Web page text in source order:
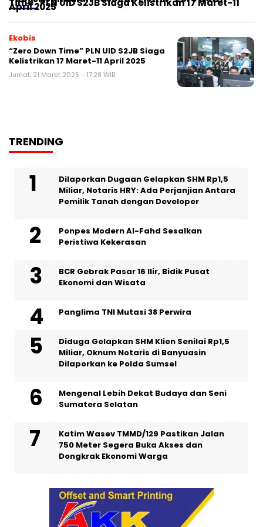
Time” PLN UID S2JB Siaga Kelistrikan 17 Maret-11
April 2025
Ekobis
“Zero Down Time” PLN UID S2JB Siaga
Kelistrikan 17 Maret-11 April 2025
Jumat, 21 Maret 2025 - 17:28 WIB
TRENDING
Dilaporkan Dugaan Gelapkan SHM Rp1,5
Miliar, Notaris HRY: Ada Perjanjian Antara
Pemilik Tanah dengan Developer
Ponpes Modern Al-Fahd Sesalkan
Peristiwa Kekerasan
BCR Gebrak Pasar 16 Ilir, Bidik Pusat
Ekonomi dan Wisata
Panglima TNI Mutasi 38 Perwira
Diduga Gelapkan SHM Klien Senilai Rp1,5
Miliar, Oknum Notaris di Banyuasin
Dilaporkan ke Polda Sumsel ‎
Mengenal Lebih Dekat Budaya dan Seni
Sumatera Selatan
Katim Wasev TMMD/129 Pastikan Jalan
750 Meter Segera Buka Akses dan
Dongkrak Ekonomi Warga